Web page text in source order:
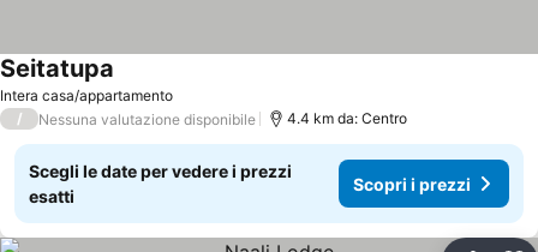
Intera casa/appartamento
Seitatupa
/ Nessuna valutazione disponibile 4.4 km da: Centro
Scegli le date per vedere i prezzi
esatti
Scopri i prezzi